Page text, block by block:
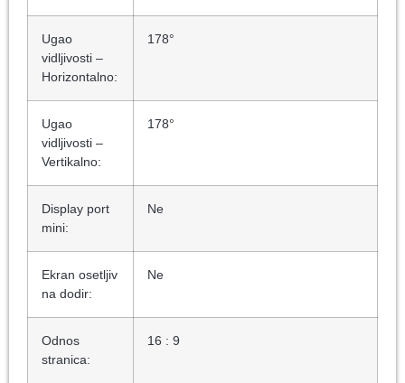
Ugao
vidljivosti –
Horizontalno:
178°
Ugao
vidljivosti –
Vertikalno:
178°
Display port
mini:
Ne
Ekran osetljiv
na dodir:
Ne
Odnos
stranica:
16 : 9